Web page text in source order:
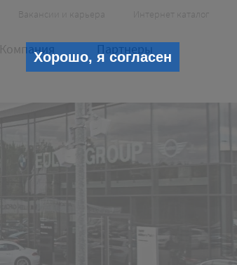
Хорошо, я согласен
Вакансии и карьера Интернет каталог
Компания Партнеры